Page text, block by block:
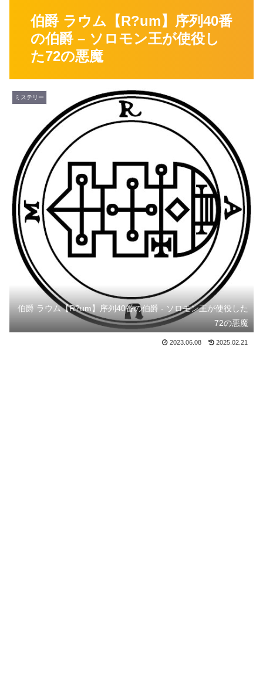
伯爵 ラウム【R?um】序列40番
の伯爵 – ソロモン王が使役し
た72の悪魔
ミステリー
伯爵 ラウム【R?um】序列40番の伯爵 - ソロモン王が使役した
72の悪魔
2023.06.08 2025.02.21